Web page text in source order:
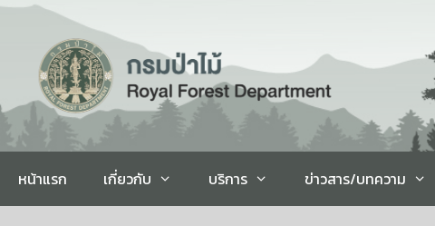
หน้าแรก เกี่ยวกับ บริการ ข่าวสาร/บทความ